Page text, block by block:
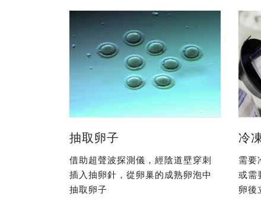
抽取卵子
借助超聲波探測儀，經陰道壁穿刺
插入抽卵針，從卵巢的成熟卵泡中
抽取卵子
冷
需要
或需
卵後